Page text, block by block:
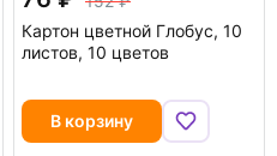
Картон цветной Глобус, 10
листов, 10 цветов
В корзину